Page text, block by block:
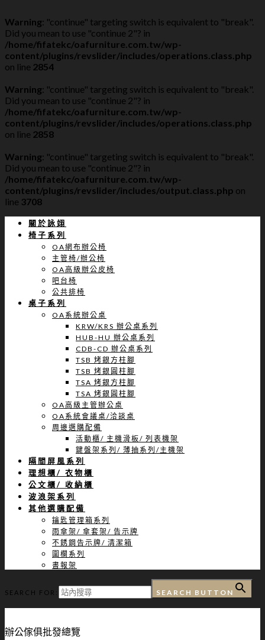
Warning: "continue" targeting switch is equivalent to "break".
Did you mean to use "continue 2"? in
/home/fifatekc/oafurniture.com.tw/wp-
content/plugins/revslider/includes/operations.class.php
on line 2854
Warning: "continue" targeting switch is equivalent to "break".
Did you mean to use "continue 2"? in
/home/fifatekc/oafurniture.com.tw/wp-
content/plugins/revslider/includes/operations.class.php
on line 2858
Warning: "continue" targeting switch is equivalent to "break".
Did you mean to use "continue 2"? in
/home/fifatekc/oafurniture.com.tw/wp-
content/plugins/revslider/includes/output.class.php on
line 3708
關於詠翊
椅子系列
OA網布辦公椅
主管椅/辦公椅
OA高級辦公皮椅
吧台椅
公共排椅
桌子系列
OA系統辦公桌
KRW/KRS 辦公桌系列
HUB-HU 辦公桌系列
CDB-CD 辦公桌系列
TSB 烤銀方柱腳
TSB 烤銀圓柱腳
TSA 烤銀方柱腳
TSA 烤銀圓柱腳
OA高級主管辦公桌
OA系統會議桌/洽談桌
周邊選購配備
活動櫃/ 主機滑板/ 列表機架
鍵盤架系列/ 薄抽系列/主機架
隔間屏風系列
理想櫃/ 衣物櫃
公文櫃/ 收納櫃
波浪架系列
其他選購配備
鑰匙管理箱系列
雨傘架/ 傘套架/ 告示牌
不銹鋼告示牌/ 清潔箱
圍欄系列
書報架
SEARCH FOR: SEARCH BUTTON
辦公傢俱批發總覽